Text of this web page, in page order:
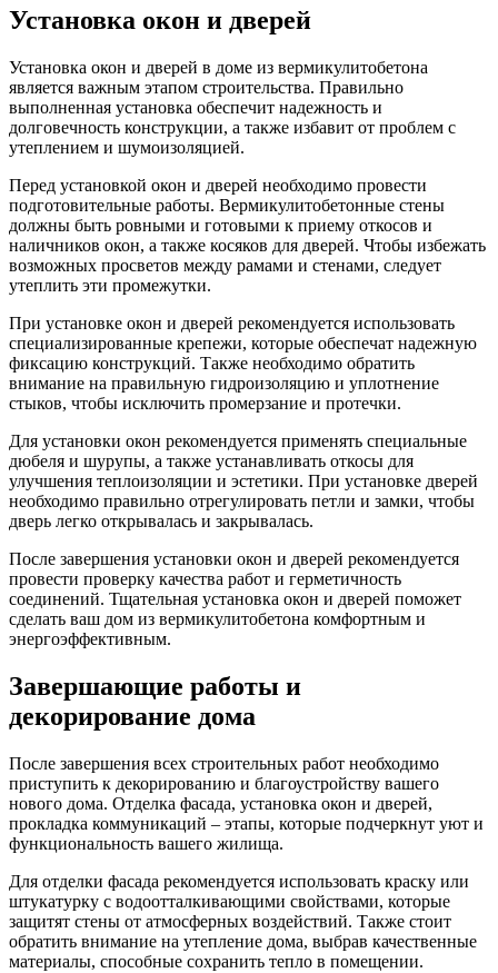
Установка окон и дверей
Установка окон и дверей в доме из вермикулитобетона
является важным этапом строительства. Правильно
выполненная установка обеспечит надежность и
долговечность конструкции, а также избавит от проблем с
утеплением и шумоизоляцией.
Перед установкой окон и дверей необходимо провести
подготовительные работы. Вермикулитобетонные стены
должны быть ровными и готовыми к приему откосов и
наличников окон, а также косяков для дверей. Чтобы избежать
возможных просветов между рамами и стенами, следует
утеплить эти промежутки.
При установке окон и дверей рекомендуется использовать
специализированные крепежи, которые обеспечат надежную
фиксацию конструкций. Также необходимо обратить
внимание на правильную гидроизоляцию и уплотнение
стыков, чтобы исключить промерзание и протечки.
Для установки окон рекомендуется применять специальные
дюбеля и шурупы, а также устанавливать откосы для
улучшения теплоизоляции и эстетики. При установке дверей
необходимо правильно отрегулировать петли и замки, чтобы
дверь легко открывалась и закрывалась.
После завершения установки окон и дверей рекомендуется
провести проверку качества работ и герметичность
соединений. Тщательная установка окон и дверей поможет
сделать ваш дом из вермикулитобетона комфортным и
энергоэффективным.
Завершающие работы и
декорирование дома
После завершения всех строительных работ необходимо
приступить к декорированию и благоустройству вашего
нового дома. Отделка фасада, установка окон и дверей,
прокладка коммуникаций – этапы, которые подчеркнут уют и
функциональность вашего жилища.
Для отделки фасада рекомендуется использовать краску или
штукатурку с водоотталкивающими свойствами, которые
защитят стены от атмосферных воздействий. Также стоит
обратить внимание на утепление дома, выбрав качественные
материалы, способные сохранить тепло в помещении.